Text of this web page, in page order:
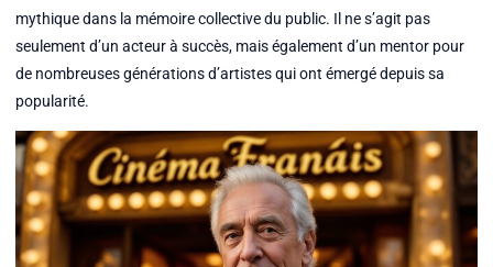
mythique dans la mémoire collective du public. Il ne s’agit pas
seulement d’un acteur à succès, mais également d’un mentor pour
de nombreuses générations d’artistes qui ont émergé depuis sa
popularité.